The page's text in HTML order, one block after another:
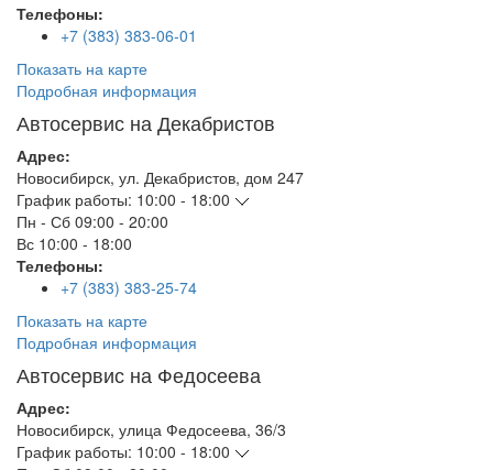
Телефоны:
+7 (383) 383-06-01
Показать на карте
Подробная информация
Автосервис на Декабристов
Адрес:
Новосибирск, ул. Декабристов, дом 247
График работы: 10:00 - 18:00
Пн - Сб 09:00 - 20:00
Вс 10:00 - 18:00
Телефоны:
+7 (383) 383-25-74
Показать на карте
Подробная информация
Автосервис на Федосеева
Адрес:
Новосибирск, улица Федосеева, 36/3
График работы: 10:00 - 18:00